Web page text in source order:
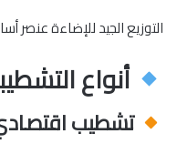
التوزيع الجيد للإضاءة عنصر
أنواع
تشطيب